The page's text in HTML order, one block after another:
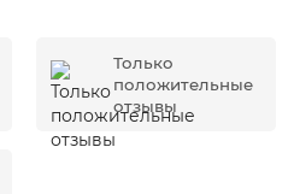
Только
положительные
отзывы